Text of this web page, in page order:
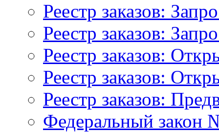
Реестр заказов:
Реестр заказов:
Реестр заказов:
Реестр заказов:
Реестр заказов:
Федеральный закон